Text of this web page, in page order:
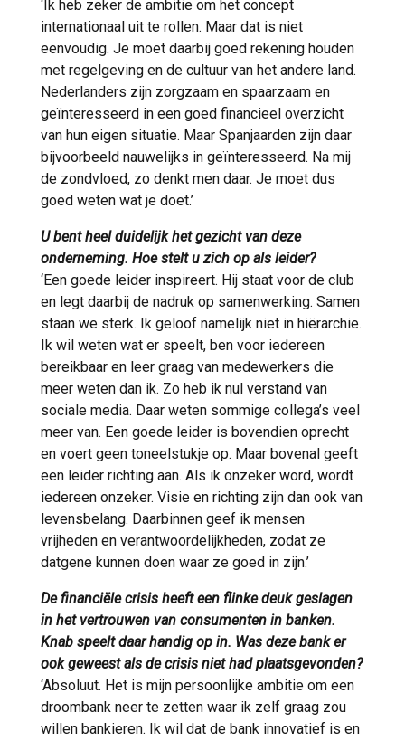
‘Ik heb zeker de ambitie om het concept
internationaal uit te rollen. Maar dat is niet
eenvoudig. Je moet daarbij goed rekening houden
met regelgeving en de cultuur van het andere land.
Nederlanders zijn zorgzaam en spaarzaam en
geïnteresseerd in een goed financieel overzicht
van hun eigen situatie. Maar Spanjaarden zijn daar
bijvoorbeeld nauwelijks in geïnteresseerd. Na mij
de zondvloed, zo denkt men daar. Je moet dus
goed weten wat je doet.’
U bent heel duidelijk het gezicht van deze
onderneming. Hoe stelt u zich op als leider?
‘Een goede leider inspireert. Hij staat voor de club
en legt daarbij de nadruk op samenwerking. Samen
staan we sterk. Ik geloof namelijk niet in hiërarchie.
Ik wil weten wat er speelt, ben voor iedereen
bereikbaar en leer graag van medewerkers die
meer weten dan ik. Zo heb ik nul verstand van
sociale media. Daar weten sommige collega’s veel
meer van. Een goede leider is bovendien oprecht
en voert geen toneelstukje op. Maar bovenal geeft
een leider richting aan. Als ik onzeker word, wordt
iedereen onzeker. Visie en richting zijn dan ook van
levensbelang. Daarbinnen geef ik mensen
vrijheden en verantwoordelijkheden, zodat ze
datgene kunnen doen waar ze goed in zijn.’
De financiële crisis heeft een flinke deuk geslagen
in het vertrouwen van consumenten in banken.
Knab speelt daar handig op in. Was deze bank er
ook geweest als de crisis niet had plaatsgevonden?
‘Absoluut. Het is mijn persoonlijke ambitie om een
droombank neer te zetten waar ik zelf graag zou
willen bankieren. Ik wil dat de bank innovatief is en